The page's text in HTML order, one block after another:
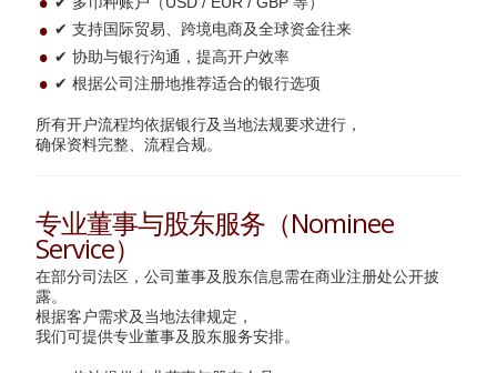
✔ 支持国际贸易、跨境电商及全球资金往来
✔ 协助与银行沟通，提高开户效率
✔ 根据公司注册地推荐适合的银行选项
所有开户流程均依据银行及当地法规要求进行，
确保资料完整、流程合规。
专业董事与股东服务（Nominee
Service）
在部分司法区，公司董事及股东信息需在商业注册处公开披
露。
根据客户需求及当地法律规定，
我们可提供专业董事及股东服务安排。